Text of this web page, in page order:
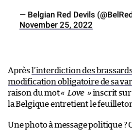
— Belgian Red Devils
November 25, 2022
Après l’interdiction des
modification obligatoire de sa
raison du mot« Love »inscrit sur
la Belgique entretient le
Une photo à message politique ?